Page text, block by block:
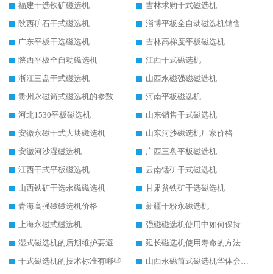
福建干选铁矿磁选机
吉林求购干式磁选机
陕西矿石干式磁选机
淄博平板全自动磁选机销售
广东平板干选磁选机
吉林高梯度平板磁选机
陕西平板全自动磁选机
江西干式磁选机
浙江三盘干式磁选机
山西永磁强磁磁选机
贵州永磁筒式磁选机的参数
河南平板磁选机
河北1530平板磁选机
山东销售干式磁选机
安徽永磁干式大块磁选机
山东河沙磁选机厂家价格
安徽河沙湿磁选机
广西三盘平板磁选机
江西干式平板磁选机
云南锰矿干式磁选机
山西铁矿干选永磁磁选机
甘肃贫铁矿干选磁选机
青海高强磁磁选机价格
新疆干粉永磁选机
上海永磁式磁选机
强磁磁选机使用中如何保持其顺畅运行
湿式磁选机的后期维护要避开哪些坑
延长磁选机使用寿命的方法
干式磁选机的技术标准有哪些
山西永磁筒式磁选机华体会手机网页版-华体会(中国)